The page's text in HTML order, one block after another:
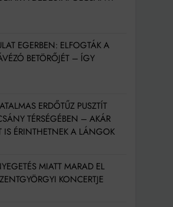
EGERBEN: ELFOGTÁK A
BETÖRŐJÉT – ÍGY
ERDŐTŰZ PUSZTÍT
TÉRSÉGÉBEN – AKÁR
IS ÉRINTHETNEK A LÁNGOK
MIATT MARAD EL
KONCERTJE